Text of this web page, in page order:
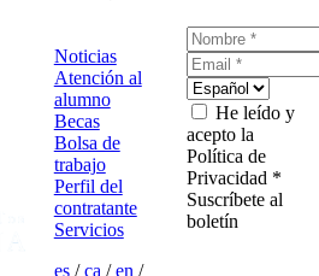
Noticias
Atención al
alumno
Becas
Bolsa de
trabajo
Perfil del
contratante
Servicios
es/ca /en /
He leído y
acepto la
Política de
Privacidad *
Suscríbete al
boletín